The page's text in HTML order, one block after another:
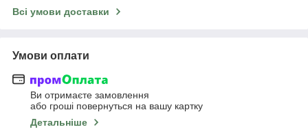
Всі умови доставки
Умови оплати
Ви отримаєте замовлення
або гроші повернуться на вашу картку
Детальніше